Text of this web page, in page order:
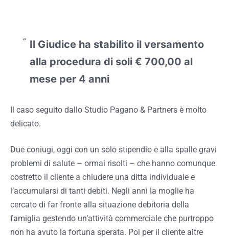
Il Giudice ha stabilito il versamento
alla procedura di soli € 700,00 al
mese per 4 anni
Il caso seguito dallo Studio Pagano & Partners è molto
delicato.
Due coniugi, oggi con un solo stipendio e alla spalle gravi
problemi di salute – ormai risolti – che hanno comunque
costretto il cliente a chiudere una ditta individuale e
l’accumularsi di tanti debiti. Negli anni la moglie ha
cercato di far fronte alla situazione debitoria della
famiglia gestendo un’attività commerciale che purtroppo
non ha avuto la fortuna sperata. Poi per il cliente altre